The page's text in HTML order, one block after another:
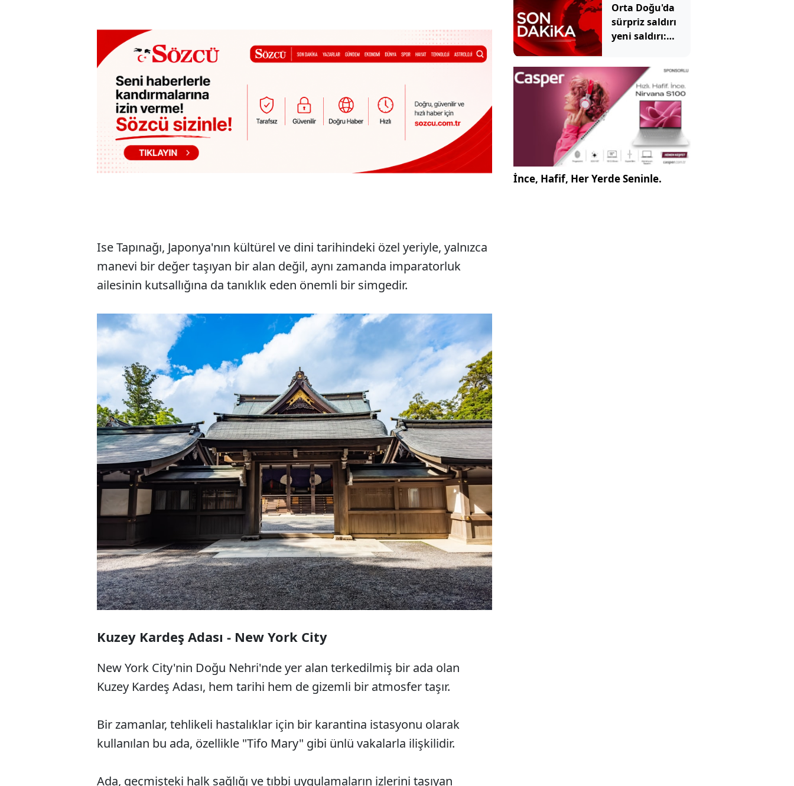
Ise Tapınağı, Japonya'nın kültürel ve dini tarihindeki özel yeriyle, yalnızca
manevi bir değer taşıyan bir alan değil, aynı zamanda imparatorluk
ailesinin kutsallığına da tanıklık eden önemli bir simgedir.
Kuzey Kardeş Adası - New York City
New York City'nin Doğu Nehri'nde yer alan terkedilmiş bir ada olan
Kuzey Kardeş Adası, hem tarihi hem de gizemli bir atmosfer taşır.
Bir zamanlar, tehlikeli hastalıklar için bir karantina istasyonu olarak
kullanılan bu ada, özellikle "Tifo Mary" gibi ünlü vakalarla ilişkilidir.
Ada, geçmişteki halk sağlığı ve tıbbi uygulamaların izlerini taşıyan
Orta Doğu'da
sürpriz saldırı
yeni saldırı:
asker öldü
İnce, Hafif, Her Yerde Seninle.